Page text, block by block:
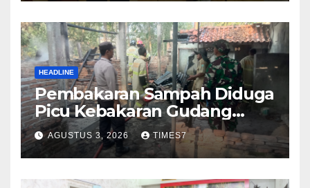
HEADLINE
Pembakaran Sampah Diduga
Picu Kebakaran Gudang
Furniture di Kebumen
AGUSTUS 3, 2026 TIMES7